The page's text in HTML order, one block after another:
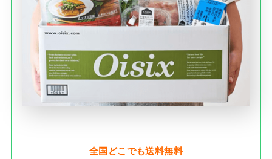
全国どこでも送料無料